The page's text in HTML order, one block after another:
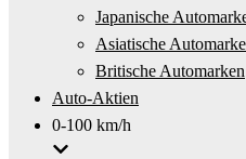
Japanische
Asiatische
Britische Automarken
Auto-Aktien
0-100 km/h